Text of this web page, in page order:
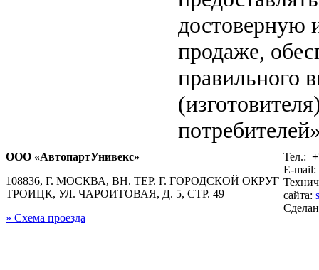
достоверную
продаже,
правильного
ООО «АвтопартУнивекс»
108836, Г. МОСКВА, ВН. ТЕР. Г. ГОРОДСКОЙ ОКРУГ
ТРОИЦК, УЛ. ЧАРОИТОВАЯ, Д. 5, СТР. 49
» Схема проезда
Тел.:
E-mail:
сайта: